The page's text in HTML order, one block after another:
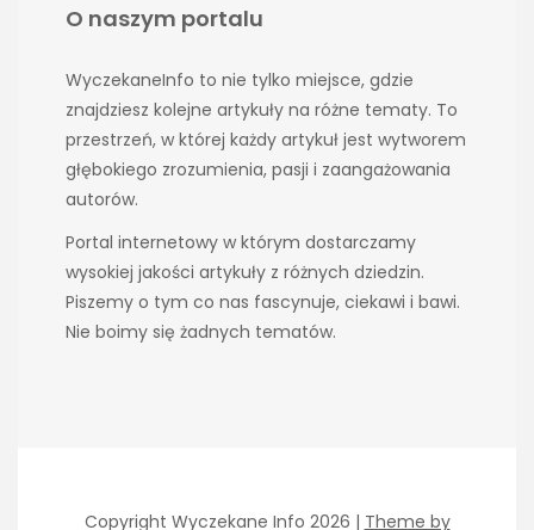
O naszym portalu
WyczekaneInfo to nie tylko miejsce, gdzie
znajdziesz kolejne artykuły na różne tematy. To
przestrzeń, w której każdy artykuł jest wytworem
głębokiego zrozumienia, pasji i zaangażowania
autorów.
Portal internetowy w którym dostarczamy
wysokiej jakości artykuły z różnych dziedzin.
Piszemy o tym co nas fascynuje, ciekawi i bawi.
Nie boimy się żadnych tematów.
Copyright Wyczekane Info 2026 | Theme by